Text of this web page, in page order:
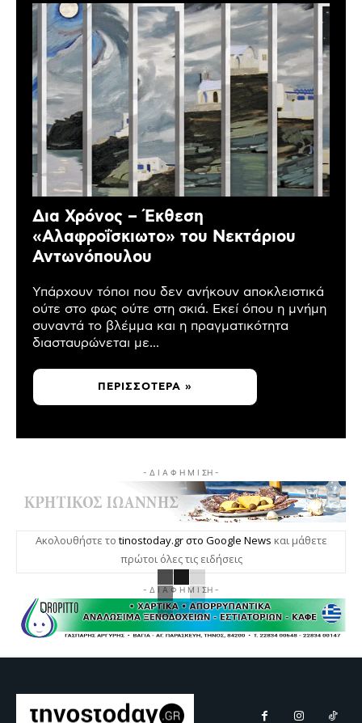
Δια Χρόνος – Έκθεση
«Αλαφροΐσκιωτο» του Νεκτάριου
Αντωνόπουλου
Υπάρχουν τόποι που δεν ανήκουν αποκλειστικά
ούτε στο φως ούτε στη σκιά. Εκεί όπου η μνήμη
συναντά το βλέμμα και η πραγματικότητα
διασταυρώνεται με...
ΠΕΡΙΣΣΌΤΕΡΑ »
- Δ Ι Α Φ Η Μ Ι ΣΗ -
Ακολουθήστε το tinostoday.gr στο Google News και μάθετε
πρώτοι όλες τις ειδήσεις
- Δ Ι Α Φ Η Μ Ι ΣΗ -